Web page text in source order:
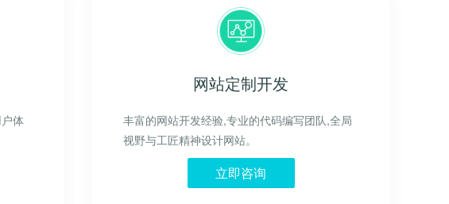
体
网站定制开发
丰富的网站开发经验,专业的代码编写团队,全局
视野与工匠精神设计网站。
立即咨询